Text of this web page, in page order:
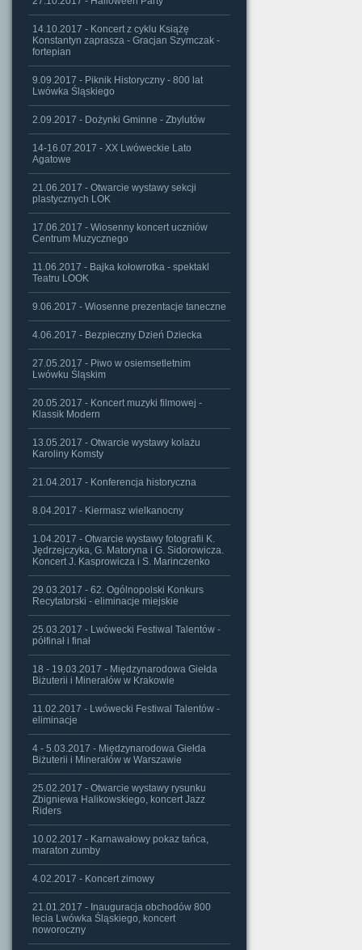
14.10.2017 - Koncert z cyklu Książę
Konstantyn zaprasza - Gracjan Szymczak -
fortepian
9.09.2017 - Piknik Historyczny - 800 lat
Lwówka Śląskiego
2.09.2017 - Dożynki Gminne - Zbylutów
14-16.07.2017 - XX Lwóweckie Lato
Agatowe
21.06.2017 - Otwarcie wystawy sekcji
plastycznych LOK
17.06.2017 - Wiosenny koncert uczniów
Centrum Muzycznego
11.06.2017 - Bajka kołowrotka - spektakl
Teatru LOOK
9.06.2017 - Wiosenne prezentacje taneczne
4.06.2017 - Bezpieczny Dzień Dziecka
27.05.2017 - Piwo w osiemsetletnim
Lwówku Śląskim
20.05.2017 - Koncert muzyki filmowej -
Klassik Modern
13.05.2017 - Otwarcie wystawy kolażu
Karoliny Komsty
21.04.2017 - Konferencja historyczna
8.04.2017 - Kiermasz wielkanocny
1.04.2017 - Otwarcie wystawy fotografii K.
Jędrzejczyka, G. Matoryna i G. Sidorowicza.
Koncert J. Kasprowicza i S. Marinczenko
29.03.2017 - 62. Ogólnopolski Konkurs
Recytatorski - eliminacje miejskie
25.03.2017 - Lwówecki Festiwal Talentów -
półfinał i finał
18 - 19.03.2017 - Międzynarodowa Giełda
Biżuterii i Minerałów w Krakowie
11.02.2017 - Lwówecki Festiwal Talentów -
eliminacje
4 - 5.03.2017 - Międzynarodowa Giełda
Biżuterii i Minerałów w Warszawie
25.02.2017 - Otwarcie wystawy rysunku
Zbigniewa Halikowskiego, koncert Jazz
Riders
10.02.2017 - Karnawałowy pokaz tańca,
maraton zumby
4.02.2017 - Koncert zimowy
21.01.2017 - Inauguracja obchodów 800
lecia Lwówka Śląskiego, koncert
noworoczny